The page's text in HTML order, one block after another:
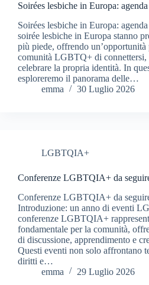
Soirées lesbiche in Europa:
Soirées lesbiche in Europa:
soirée lesbiche in Europa stanno
più piede, offrendo un’opportunità
comunità LGBTQ+ di connettersi,
celebrare la propria identità. In
esploreremo il panorama delle…
emma
30 Luglio 2026
LGBTQIA+
Conferenze LGBTQIA+ da
Conferenze LGBTQIA+ da
Introduzione: un anno di eventi
conferenze LGBTQIA+
fondamentale per la comunità,
di discussione, apprendimento e
Questi eventi non solo affrontano
diritti e…
emma
29 Luglio 2026